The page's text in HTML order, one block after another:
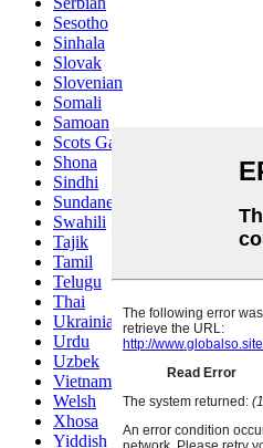
Sesotho
Sinhala
Slovak
Slovenian
Somali
Samoan
Scots Gaelic
Shona
Sindhi
Sundanese
Swahili
Tajik
Tamil
Telugu
Thai
Ukrainian
Urdu
Uzbek
Vietnamese
Welsh
Xhosa
Yiddish